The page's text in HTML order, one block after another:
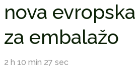
nova
za embalažo
2 h 10 min 27 sec